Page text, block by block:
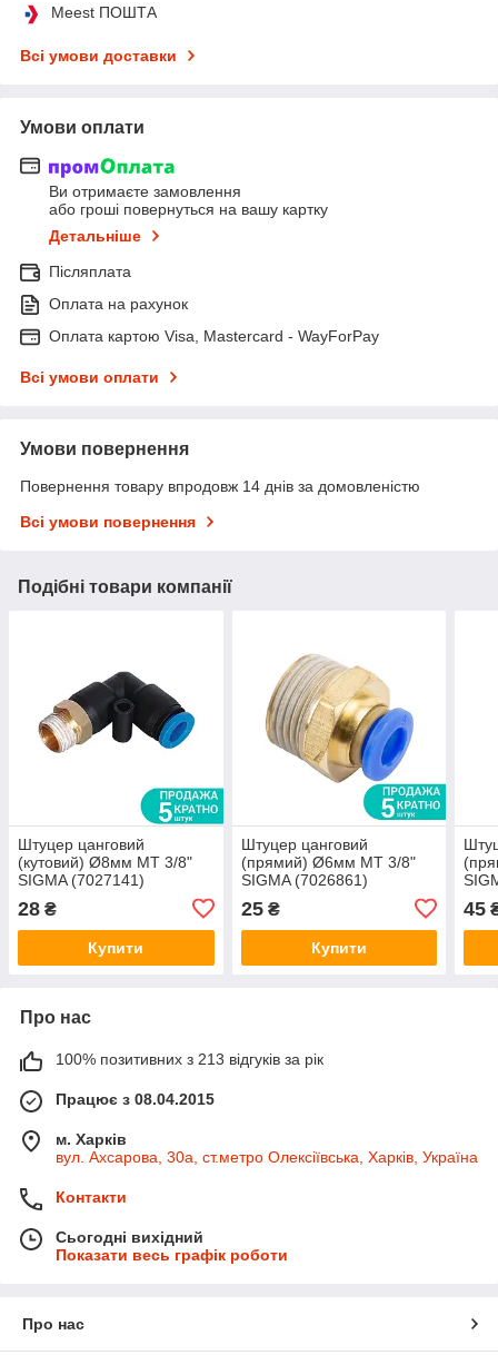
Meest ПОШТА
Всі умови доставки
Умови оплати
Ви отримаєте замовлення
або гроші повернуться на вашу картку
Детальніше
Післяплата
Оплата на рахунок
Оплата картою Visa, Mastercard - WayForPay
Всі умови оплати
Умови повернення
Повернення товару впродовж 14 днів за домовленістю
Всі умови повернення
Подібні товари компанії
Штуцер цанговий
(кутовий) Ø8мм МТ 3/8"
SIGMA (7027141)
28 ₴
Купити
Штуцер цанговий
(прямий) Ø6мм МТ 3/8"
SIGMA (7026861)
25₴
Купити
45
Про нас
100% позитивних з 213 відгуків за рік
Працює з 08.04.2015
м. Харків
вул. Ахсарова, 30а, ст.метро Олексіївська, Харків, Україна
Контакти
Сьогодні вихідний
Показати весь графік роботи
Про нас